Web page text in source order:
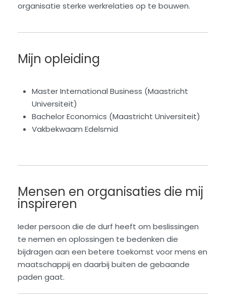
organisatie sterke werkrelaties op te bouwen.
Mijn opleiding
Master International Business (Maastricht
Universiteit)
Bachelor Economics (Maastricht Universiteit)
Vakbekwaam Edelsmid
Mensen en organisaties die mij
inspireren
Ieder persoon die de durf heeft om beslissingen
te nemen en oplossingen te bedenken die
bijdragen aan een betere toekomst voor mens en
maatschappij en daarbij buiten de gebaande
paden gaat.